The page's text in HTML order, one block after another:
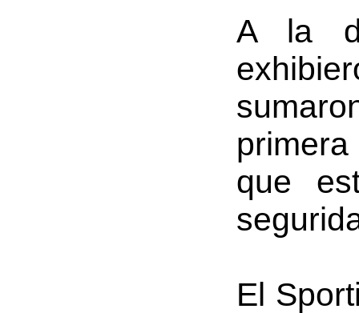
A la
que
El